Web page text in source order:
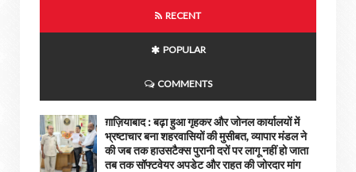
RECENT
POPULAR
COMMENTS
ग़ाज़ियाबाद : बढ़ा हुआ गृहकर और जोनल कार्यालयों में
भ्रष्टाचार बना शहरवासियों की मुसीबत, व्यापार मंडल ने
की जब तक हाउसटैक्स पुरानी दरों पर लागू नहीं हो जाता
तब तक सॉफ्टवेयर अपडेट और राहत की जोरदार मांग